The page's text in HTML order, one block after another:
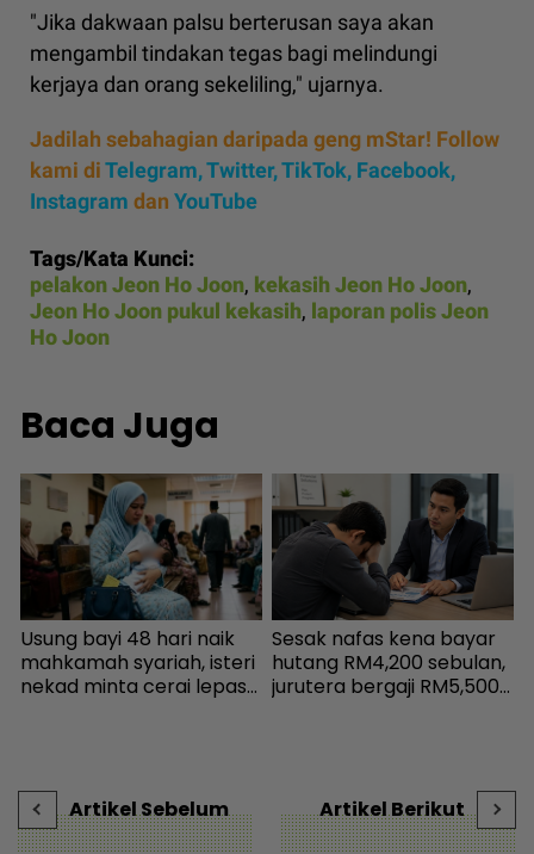
"Jika dakwaan palsu berterusan saya akan
mengambil tindakan tegas bagi melindungi
kerjaya dan orang sekeliling," ujarnya.
Jadilah sebahagian daripada geng mStar! Follow
kami diTelegram,Twitter,TikTok, Facebook,
Instagram dan YouTube
Tags/Kata Kunci:
pelakon Jeon Ho Joon, kekasih Jeon Ho Joon,
Jeon Ho Joon pukul kekasih, laporan polis Jeon
Ho Joon
Baca Juga
Usung bayi 48 hari naik
mahkamah syariah, isteri
nekad minta cerai lepas
Sesak nafas kena bayar
hutang RM4,200 sebulan,
jurutera bergaji RM5,500
Artikel Sebelum
Artikel Berikut